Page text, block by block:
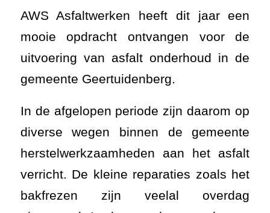
herstelwerkzaamheden aan het asfalt
verricht. De kleine reparaties zoals het
bakfrezen zijn veelal overdag
uitgevoerd. In de avond- en nachturen
opgepakt, zoals het vervangen van een
complete deklaag. Hierdoor heeft het
plaatselijke verkeer minimale overlast
gehad van onze werkzaamheden.
Uiteindelijk zijn alle werkzaamheden